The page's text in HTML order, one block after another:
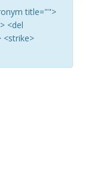
title="">
<del
<strike>